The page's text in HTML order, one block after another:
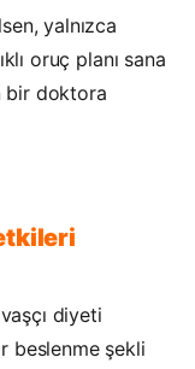
yalnızca
oruç planı sana
bir doktora
diyeti
beslenme şekli